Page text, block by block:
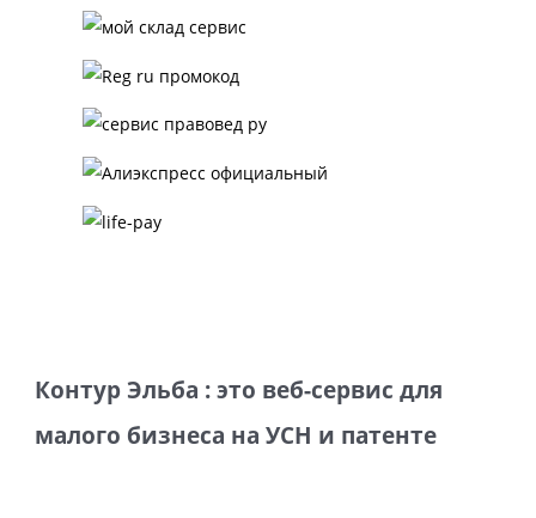
Контур Эльба : это веб-сервис для
малого бизнеса на УСН и патенте